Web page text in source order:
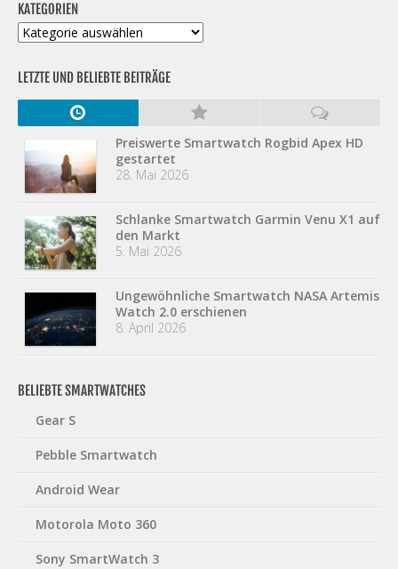
KATEGORIEN
Kategorien
LETZTE UND BELIEBTE BEITRÄGE
Preiswerte Smartwatch Rogbid Apex HD
gestartet
28. Mai 2026
Schlanke Smartwatch Garmin Venu X1 auf
den Markt
5. Mai 2026
Ungewöhnliche Smartwatch NASA Artemis
Watch 2.0 erschienen
8. April 2026
BELIEBTE SMARTWATCHES
Gear S
Pebble Smartwatch
Android Wear
Motorola Moto 360
Sony SmartWatch 3